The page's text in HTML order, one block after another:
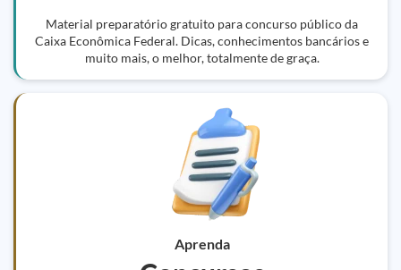
Material preparatório gratuito para concurso público da
Caixa Econômica Federal. Dicas, conhecimentos bancários e
muito mais, o melhor, totalmente de graça.
Aprenda